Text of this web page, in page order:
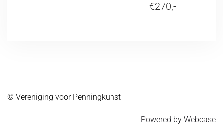
€270,-
© Vereniging voor Penningkunst
Powered by Webcase